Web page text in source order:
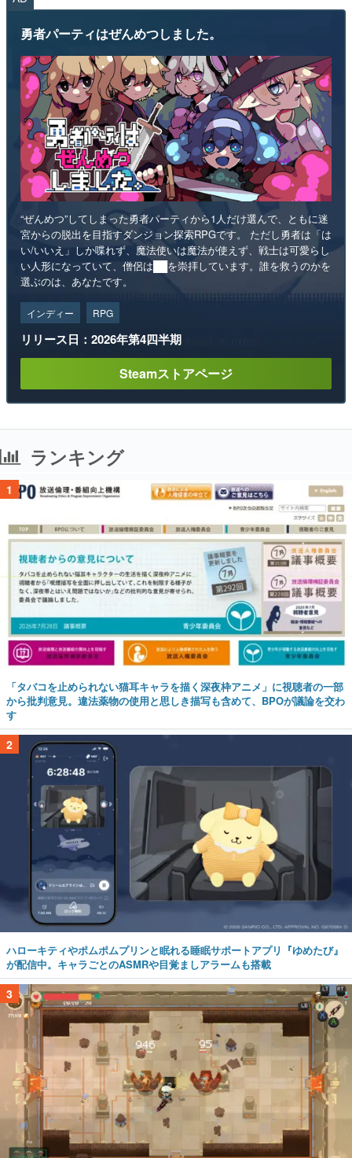
勇者パーティはぜんめつしました。
“ぜんめつ”してしまった勇者パーティから1人だけ選んで、ともに迷
宮からの脱出を目指すダンジョン探索RPGです。 ただし勇者は「は
い/いいえ」しか喋れず、魔法使いは魔法が使えず、戦士は可愛らし
い人形になっていて、僧侶は██を崇拝しています。誰を救うのかを
選ぶのは、あなたです。
インディー RPG
リリース日：2026年第4四半期
Steamストアページ
ランキング
1
「タバコを止められない猫耳キャラを描く深夜枠アニメ」に視聴者の一部
から批判意見。違法薬物の使用と思しき描写も含めて、BPOが議論を交わ
す
2
ハローキティやポムポムプリンと眠れる睡眠サポートアプリ『ゆめたび』
が配信中。キャラごとのASMRや目覚ましアラームも搭載
3